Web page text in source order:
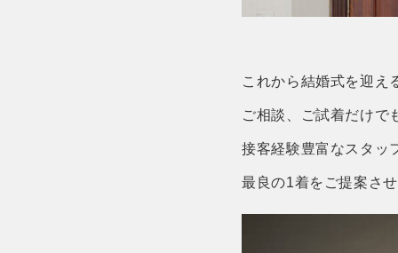
これから結婚式を迎え
ご相談、ご試着だけで
接客経験豊富なスタッ
最良の1着をご提案さ